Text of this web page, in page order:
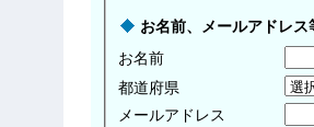
お名前、メールアドレ
お名前
都道府県
メールアドレス